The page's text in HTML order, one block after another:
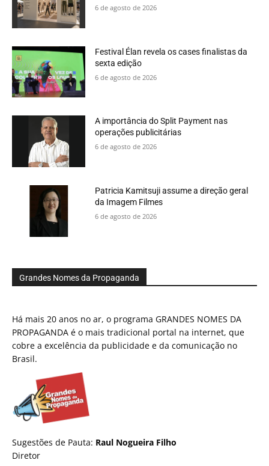
6 de agosto de 2026
Festival Élan revela os cases finalistas da
sexta edição
6 de agosto de 2026
A importância do Split Payment nas
operações publicitárias
6 de agosto de 2026
Patricia Kamitsuji assume a direção geral
da Imagem Filmes
6 de agosto de 2026
Grandes Nomes da Propaganda
Há mais 20 anos no ar, o programa GRANDES NOMES DA
PROPAGANDA é o mais tradicional portal na internet, que
cobre a excelência da publicidade e da comunicação no
Brasil.
Sugestões de Pauta: Raul Nogueira Filho
Diretor